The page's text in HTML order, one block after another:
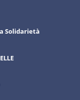
Solidarietà